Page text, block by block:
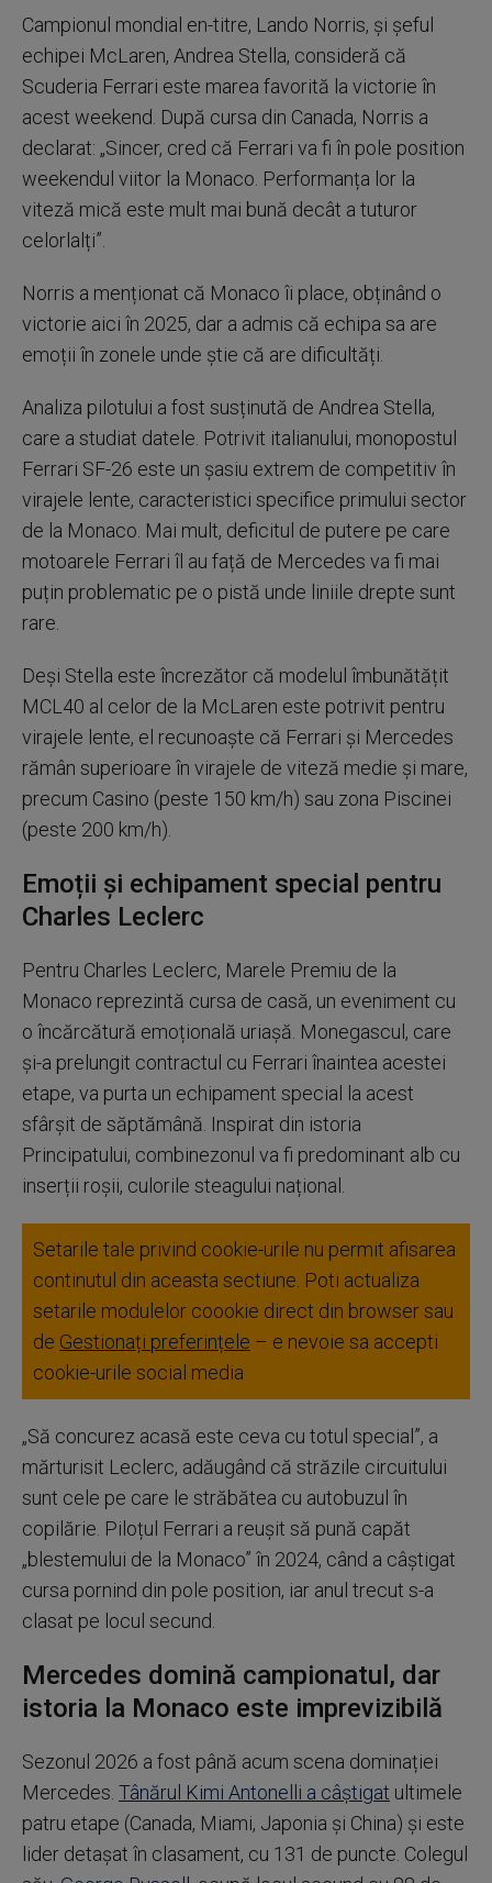
Campionul mondial en-titre, Lando Norris, și șeful
echipei McLaren, Andrea Stella, consideră că
Scuderia Ferrari este marea favorită la victorie în
acest weekend. După cursa din Canada, Norris a
declarat: „Sincer, cred că Ferrari va fi în pole position
weekendul viitor la Monaco. Performanța lor la
viteză mică este mult mai bună decât a tuturor
celorlalți”.
Norris a menționat că Monaco îi place, obținând o
victorie aici în 2025, dar a admis că echipa sa are
emoții în zonele unde știe că are dificultăți.
Analiza pilotului a fost susținută de Andrea Stella,
care a studiat datele. Potrivit italianului, monopostul
Ferrari SF-26 este un șasiu extrem de competitiv în
virajele lente, caracteristici specifice primului sector
de la Monaco. Mai mult, deficitul de putere pe care
motoarele Ferrari îl au față de Mercedes va fi mai
puțin problematic pe o pistă unde liniile drepte sunt
rare.
Deși Stella este încrezător că modelul îmbunătățit
MCL40 al celor de la McLaren este potrivit pentru
virajele lente, el recunoaște că Ferrari și Mercedes
rămân superioare în virajele de viteză medie și mare,
precum Casino (peste 150 km/h) sau zona Piscinei
(peste 200 km/h).
Emoții și echipament special pentru
Charles Leclerc
Pentru Charles Leclerc, Marele Premiu de la
Monaco reprezintă cursa de casă, un eveniment cu
o încărcătură emoțională uriașă. Monegascul, care
și-a prelungit contractul cu Ferrari înaintea acestei
etape, va purta un echipament special la acest
sfârșit de săptămână. Inspirat din istoria
Principatului, combinezonul va fi predominant alb cu
inserții roșii, culorile steagului național.
Setarile tale privind cookie-urile nu permit afisarea
continutul din aceasta sectiune. Poti actualiza
setarile modulelor coookie direct din browser sau
de Gestionați preferințele – e nevoie sa accepti
cookie-urile social media
„Să concurez acasă este ceva cu totul special”, a
mărturisit Leclerc, adăugând că străzile circuitului
sunt cele pe care le străbătea cu autobuzul în
copilărie. Piloțul Ferrari a reușit să pună capăt
„blestemului de la Monaco” în 2024, când a câștigat
cursa pornind din pole position, iar anul trecut s-a
clasat pe locul secund.
Mercedes domină campionatul, dar
istoria la Monaco este imprevizibilă
Sezonul 2026 a fost până acum scena dominației
Mercedes. Tânărul Kimi Antonelli a câștigat ultimele
patru etape (Canada, Miami, Japonia și China) și este
lider detașat în clasament, cu 131 de puncte. Colegul